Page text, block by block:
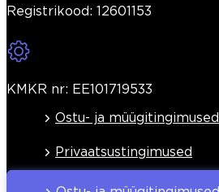
Registrikood: 12601153
KMKR nr: EE101719533
Ostu- ja müügitingimused
Privaatsustingimused